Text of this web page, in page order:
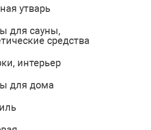
утварь
для сауны,
средства
интерьер
для дома